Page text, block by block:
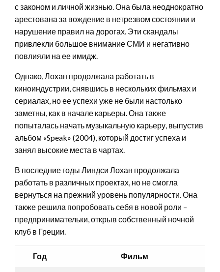
с законом и личной жизнью. Она была неоднократно
арестована за вождение в нетрезвом состоянии и
нарушение правил на дорогах. Эти скандалы
привлекли большое внимание СМИ и негативно
повлияли на ее имидж.
Однако, Лохан продолжала работать в
киноиндустрии, снявшись в нескольких фильмах и
сериалах, но ее успехи уже не были настолько
заметны, как в начале карьеры. Она также
попыталась начать музыкальную карьеру, выпустив
альбом «Speak» (2004), который достиг успеха и
занял высокие места в чартах.
В последние годы Линдси Лохан продолжала
работать в различных проектах, но не смогла
вернуться на прежний уровень популярности. Она
также решила попробовать себя в новой роли –
предпринимательки, открыв собственный ночной
клуб в Греции.
Год Фильм